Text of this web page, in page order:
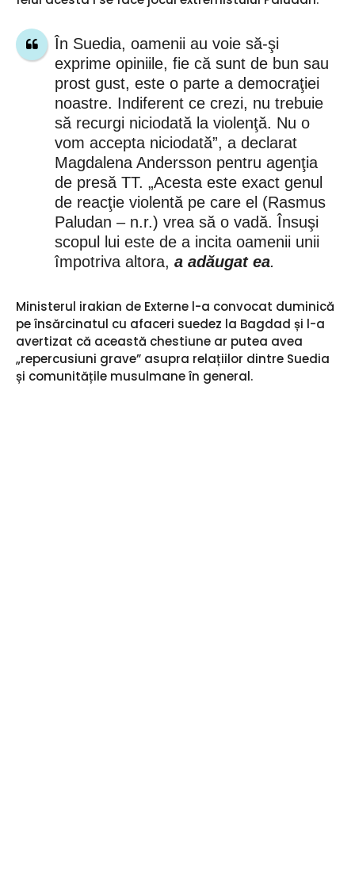
În Suedia, oamenii au voie să-şi
exprime opiniile, fie că sunt de bun sau
prost gust, este o parte a democraţiei
noastre. Indiferent ce crezi, nu trebuie
să recurgi niciodată la violenţă. Nu o
vom accepta niciodată”, a declarat
Magdalena Andersson pentru agenţia
de presă TT. „Acesta este exact genul
de reacţie violentă pe care el (Rasmus
Paludan – n.r.) vrea să o vadă. Însuşi
scopul lui este de a incita oamenii unii
împotriva altora, a adăugat ea.
Ministerul irakian de Externe l-a convocat duminică
pe însărcinatul cu afaceri suedez la Bagdad și l-a
avertizat că această chestiune ar putea avea
„repercusiuni grave” asupra relațiilor dintre Suedia
și comunitățile musulmane în general.